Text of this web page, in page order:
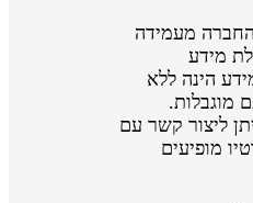
מעמידה
מידע
הינה ללא
ליצור קשר עם
מופיעים